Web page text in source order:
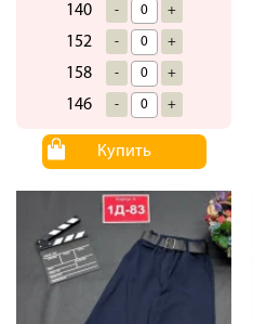
140 - +
152 - +
158 - +
146 - +
Купить